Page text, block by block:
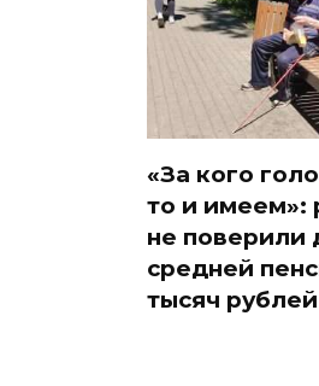
«За кого
то и имеем»:
не поверили
средней
тысяч рублей